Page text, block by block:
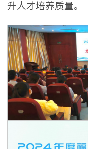
升人才培养质量。